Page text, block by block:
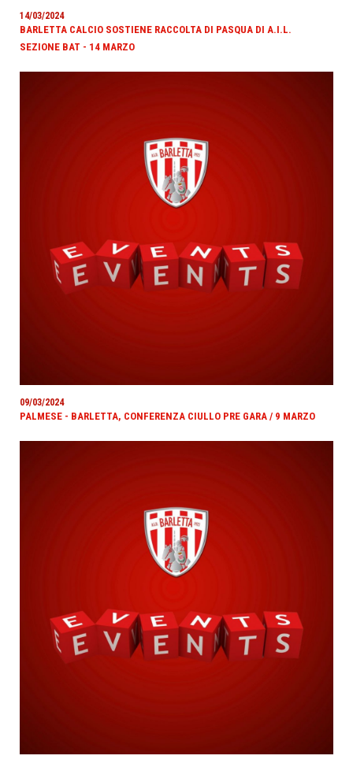
14/03/2024
BARLETTA CALCIO SOSTIENE RACCOLTA DI PASQUA DI A.I.L.
SEZIONE BAT - 14 MARZO
09/03/2024
PALMESE - BARLETTA, CONFERENZA CIULLO PRE GARA / 9 MARZO